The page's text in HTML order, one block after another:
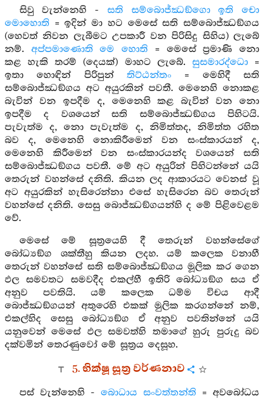
සිවු වැන්නෙහි - සති සම්බොජ්ඣඞ්ගො ඉති චො
මොහොති = ඉදින් මා හට මෙසේ සති සම්බොජ්ඣඞ්ගය
(හෙවත් නිවන ලැබීමට උපකාරී වන පිරිසිදු සිහිය) ලැබේ
නම්. අප්පමාණොති මෙ හොති = මෙසේ ප්‍රමාණි නො
කළ හැකි තරම් (දෙයක්) මාහට ලැබේ. සුසමාරද්ධො=
ඉතා හොඳින් පිරිපුන් තිට්ඨන්තං = මෙහිදී සති
සම්බොජ්ඣඞ්ගය අට අයුරකින් පවතී. මෙනෙහි නොකළ
බැවින් වන ඉපදීම ද, මෙනෙහි කළ බැවින් වන නො
ඉපදීම ද වශයෙන් සති සම්බොජ්ඣඞ්ගය පිහිටයි.
පැවැත්ම ද, නො පැවැත්ම ද, නිමිත්තද, නිමිත්ත රහිත
බව ද, මෙනෙහි නොකිරීමෙන් වන සංස්කාරයන් ද,
මෙනෙහි කිරීමෙන් වන සංස්කාරයන්ද වශයෙන් සති
සම්බොජ්ඣඞ්ගය පවතී. මේ අට අයුරින් පිහිටන්නේ යයි
තෙරුන් වහන්සේ දනිති. කියන ලද ආකාරයට වෙනස් වූ
අට අයුරකින් හැසිරෙන්නා එසේ හැසිරෙන බව තෙරුන්
වහන්සේ දනිති. සෙසු බොජ්ඣඞ්ගයන්හි ද මේ පිළිවෙළම
වේ.
මෙසේ මේ සූත්‍රයෙහි දී තෙරුන් වහන්සේගේ
බෝධ්‍යඞ්ග ශක්තීහු කියන ලදහ. යම් කලෙක වනාහී
තෙරුන් වහන්සේ සති සම්බොජ්ඣඞ්ගය මූලික කර ගෙන
ඵල සමවතට සමවදීද එකල්හී ඉතිරි බෝධ්‍යඞ්ග සය ඒ
අනුව පවතියි. යම් කලෙක ධම්ම විචය ආදී
බොජ්ඣඞ්ගයන් අතුරෙහි එකක් මුලික කරගන්නේ නම්,
එකල්හිද සෙසු බෝධ්‍යඞ්ග ඒ අනුව පවතින්නේ යයි
යනුවෙන් මෙසේ ඵල සමවත්හි තමාගේ හුරු පුරුදු බව
දක්වමින් තෙරණුවෝ මේ සූත්‍රය දෙසූහ.
5. භික්ෂූ සූත්‍ර වර්ණනාව
පස් වැන්නෙහි - බොධාය සංවත්තන්ති = අවබෝධය